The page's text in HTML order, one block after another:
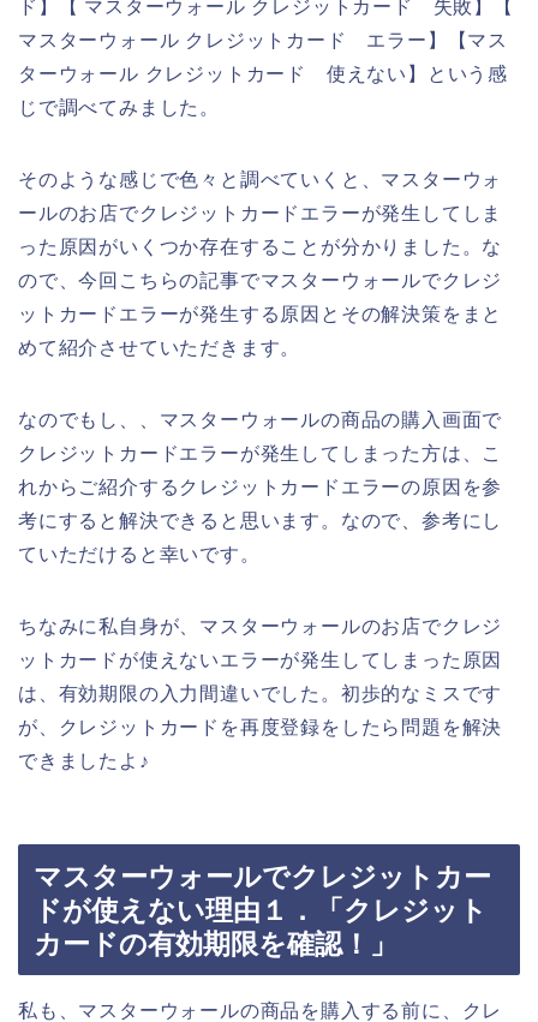
ド】【 マスターウォール クレジットカード 失敗】【
マスターウォール クレジットカード エラー】【マス
ターウォール クレジットカード 使えない】という感
じで調べてみました。
そのような感じで色々と調べていくと、マスターウォ
ールのお店でクレジットカードエラーが発生してしま
った原因がいくつか存在することが分かりました。な
ので、今回こちらの記事でマスターウォールでクレジ
ットカードエラーが発生する原因とその解決策をまと
めて紹介させていただきます。
なのでもし、、マスターウォールの商品の購入画面で
クレジットカードエラーが発生してしまった方は、こ
れからご紹介するクレジットカードエラーの原因を参
考にすると解決できると思います。なので、参考にし
ていただけると幸いです。
ちなみに私自身が、マスターウォールのお店でクレジ
ットカードが使えないエラーが発生してしまった原因
は、有効期限の入力間違いでした。初歩的なミスです
が、クレジットカードを再度登録をしたら問題を解決
できましたよ♪
マスターウォールでクレジットカー
ドが使えない理由１．「クレジット
カードの有効期限を確認！」
私も、マスターウォールの商品を購入する前に、クレ